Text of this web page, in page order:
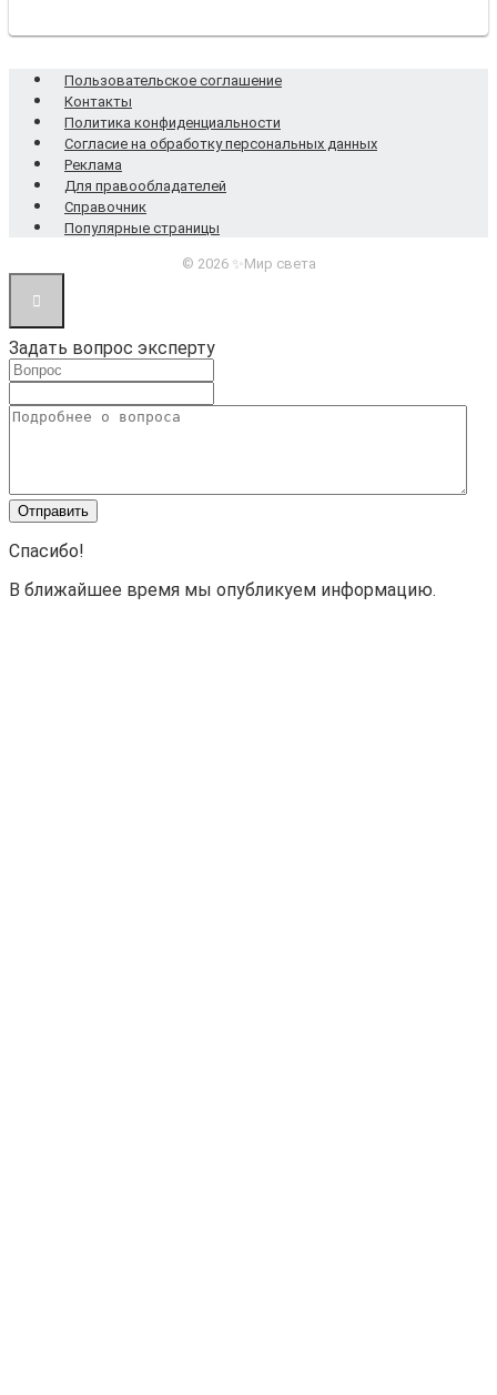
Пользовательское соглашение
Контакты
Политика конфиденциальности
Согласие на обработку персональных данных
Реклама
Для правообладателей
Справочник
Популярные страницы
© 2026 ✨Мир света
Задать вопрос эксперту
Спасибо!
В ближайшее время мы опубликуем информацию.